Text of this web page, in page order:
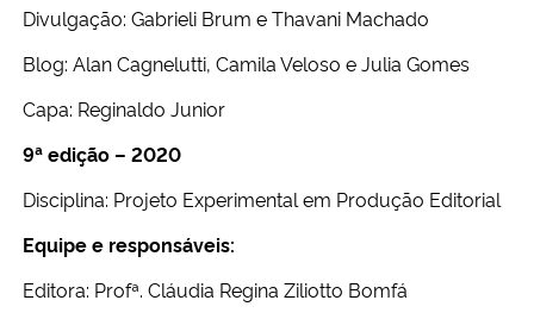
Divulgação: Gabrieli Brum e Thavani Machado
Blog: Alan Cagnelutti, Camila Veloso e Julia Gomes
Capa: Reginaldo Junior
9ª edição – 2020
Disciplina: Projeto Experimental em Produção Editorial
Equipe e responsáveis:
Editora: Profª. Cláudia Regina Ziliotto Bomfá